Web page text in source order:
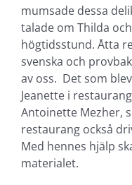
mumsade dessa
talade om Thilda
högtidsstund. Åtta
svenska och
av oss. Det som
Jeanette i
Antoinette Mezher,
restaurang också
Med hennes hjälp
materialet.